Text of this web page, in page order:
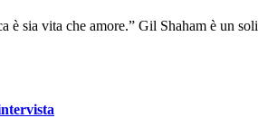
è sia vita che amore.” Gil Shaham è un